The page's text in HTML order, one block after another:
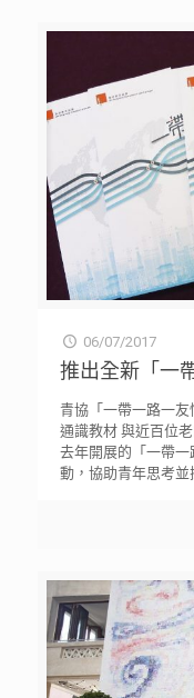
06/07/2017
推出全新「一
青協「一帶一路一
通識教材 與近百位
去年開展的「一帶
動，協助青年思考